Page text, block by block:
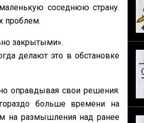
соседнюю страну.
проблем.
закрытыми».
делают это в обстановке
оправдывая свои решения.
больше времени на
на размышления над ранее